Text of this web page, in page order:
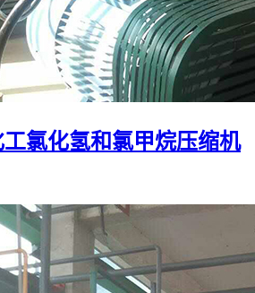
氯化氢和氯甲烷压缩机